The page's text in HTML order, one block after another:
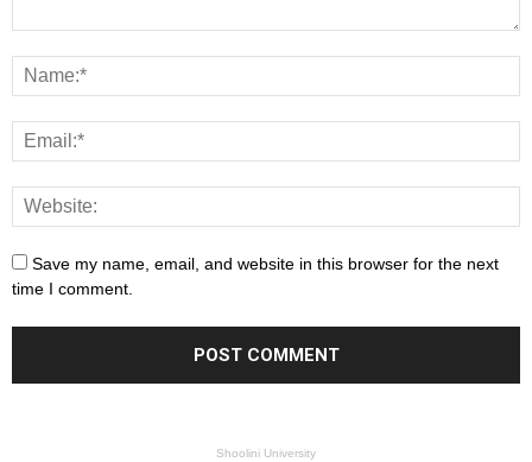
Save my name, email, and website in this browser for the next
time I comment.
Shoolini University